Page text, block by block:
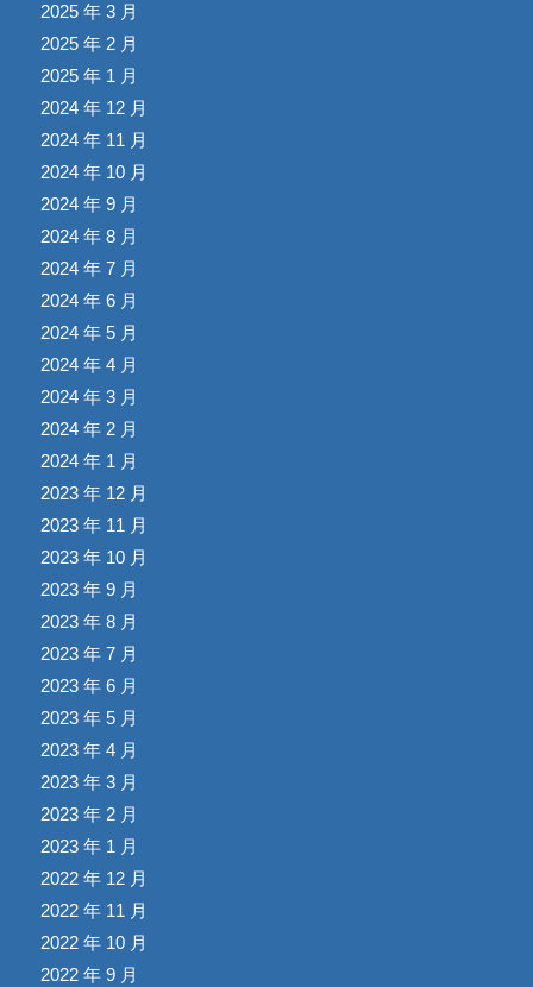
2025 年 3 月
2025 年 2 月
2025 年 1 月
2024 年 12 月
2024 年 11 月
2024 年 10 月
2024 年 9 月
2024 年 8 月
2024 年 7 月
2024 年 6 月
2024 年 5 月
2024 年 4 月
2024 年 3 月
2024 年 2 月
2024 年 1 月
2023 年 12 月
2023 年 11 月
2023 年 10 月
2023 年 9 月
2023 年 8 月
2023 年 7 月
2023 年 6 月
2023 年 5 月
2023 年 4 月
2023 年 3 月
2023 年 2 月
2023 年 1 月
2022 年 12 月
2022 年 11 月
2022 年 10 月
2022 年 9 月